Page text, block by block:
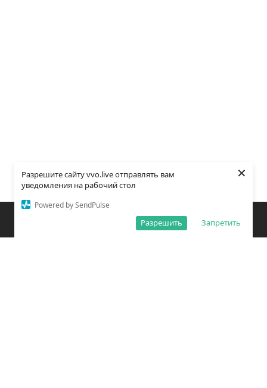
Разрешите сайту vvo.live отправлять вам
уведомления на рабочий стол
Powered by SendPulse
Запретить
Разрешить
×
Закладки Поиск Открыть меню